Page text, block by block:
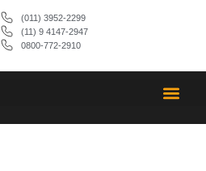
(011) 3952-2299
(11) 9 4147-2947
0800-772-2910